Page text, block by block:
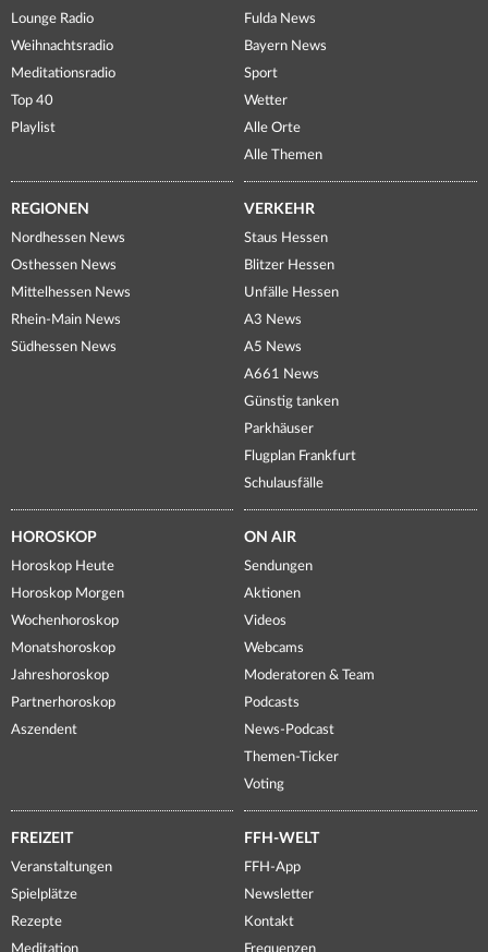
Lounge Radio
Weihnachtsradio
Meditationsradio
Top 40
Playlist
Fulda News
Bayern News
Sport
Wetter
Alle Orte
Alle Themen
REGIONEN
Nordhessen News
Osthessen News
Mittelhessen News
Rhein-Main News
Südhessen News
VERKEHR
Staus Hessen
Blitzer Hessen
Unfälle Hessen
A3 News
A5 News
A661 News
Günstig tanken
Parkhäuser
Flugplan Frankfurt
Schulausfälle
HOROSKOP
Horoskop Heute
Horoskop Morgen
Wochenhoroskop
Monatshoroskop
Jahreshoroskop
Partnerhoroskop
Aszendent
ON AIR
Sendungen
Aktionen
Videos
Webcams
Moderatoren & Team
Podcasts
News-Podcast
Themen-Ticker
Voting
FREIZEIT
Veranstaltungen
Spielplätze
Rezepte
Meditation
FFH-WELT
FFH-App
Newsletter
Kontakt
Frequenzen